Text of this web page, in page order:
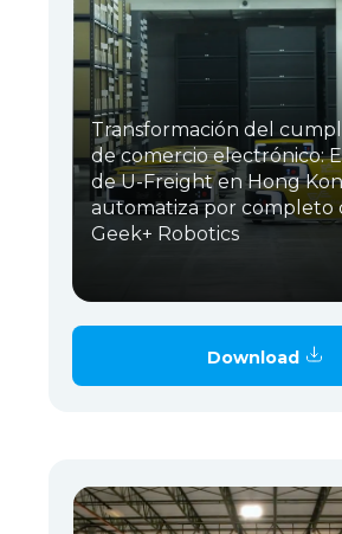
Transformación del
de comercio electrónico:
de U-Freight en Hong
automatiza por completo
Geek+ Robotics
Download